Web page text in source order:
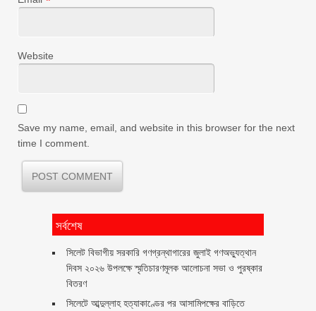
Website
Save my name, email, and website in this browser for the next
time I comment.
সর্বশেষ
সিলেট বিভাগীয় সরকারি গণগ্রন্থাগারের জুলাই গণঅভ্যুত্থান
দিবস ২০২৬ উপলক্ষে স্মৃতিচারণমূলক আলোচনা সভা ও পুরষ্কার
বিতরণ ‎ ‎
সিলেটে আব্দুল্লাহ হত্যাকাণ্ডের পর আসামিপক্ষের বাড়িতে